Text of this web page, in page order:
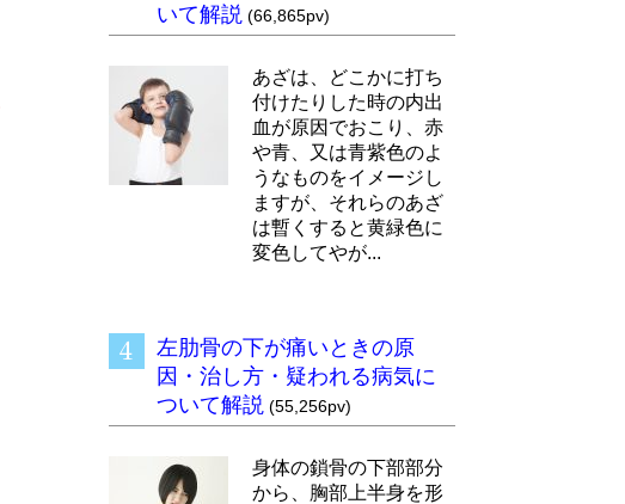
いて解説 (66,865pv)
あざは、どこかに打ち
付けたりした時の内出
血が原因でおこり、赤
や青、又は青紫色のよ
うなものをイメージし
ますが、それらのあざ
は暫くすると黄緑色に
変色してやが...
左肋骨の下が痛いときの原
因・治し方・疑われる病気に
ついて解説 (55,256pv)
身体の鎖骨の下部部分
から、胸部上半身を形